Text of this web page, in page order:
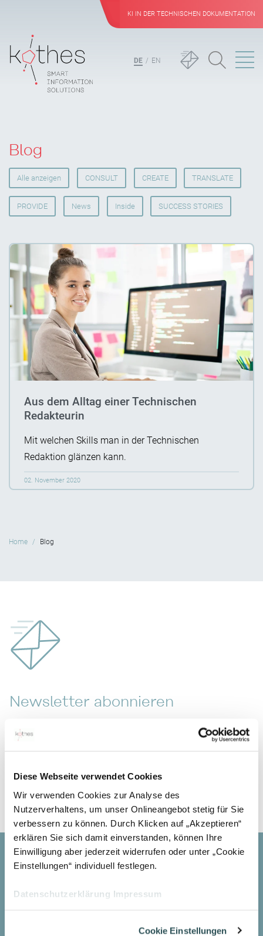
Diese Webseite verwendet Cookies
Wir verwenden Cookies zur Analyse des
Nutzerverhaltens, um unser Onlineangebot stetig für Sie
verbessern zu können. Durch Klicken auf „Akzeptieren“
erklären Sie sich damit einverstanden, können Ihre
Einwilligung aber jederzeit widerrufen oder unter „Cookie
Einstellungen“ individuell festlegen.
Datenschutzerklärung Impressum
Cookie Einstellungen
KI IN DER TECHNISCHEN DOKUMENTATION
DE EN
Blog
Alle anzeigen CONSULT CREATE TRANSLATE
PROVIDE News Inside SUCCESS STORIES
Aus dem Alltag einer Technischen
Redakteurin
Mit welchen Skills man in der Technischen
Redaktion glänzen kann.
02. November 2020
Home Blog
Newsletter abonnieren
Abonnieren Sie unseren kothes Newsletter und Sie erhalten
regelmäßig E-Mails zu aktuellen Themen und
NEWSLETTER ABONNIEREN
Kontakt
kothes GmbH